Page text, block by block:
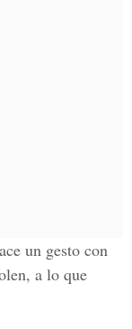
un gesto con
a lo que